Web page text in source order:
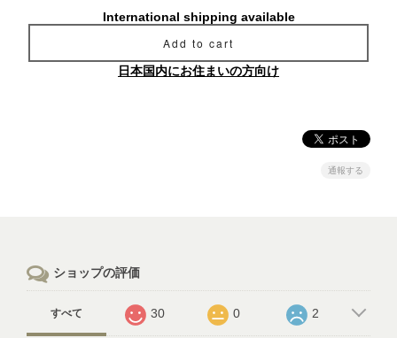
International shipping available
Add to cart
日本国内にお住まいの方向け
通報する
ショップの評価
すべて 30 0 2